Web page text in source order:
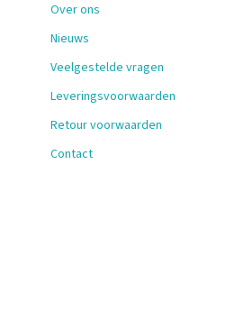
Over ons
Nieuws
Veelgestelde vragen
Leveringsvoorwaarden
Retour voorwaarden
Contact